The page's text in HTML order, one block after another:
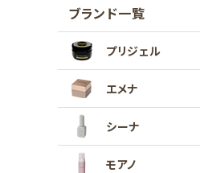
ブランド一覧
プリジェル
エメナ
シーナ
モアノ